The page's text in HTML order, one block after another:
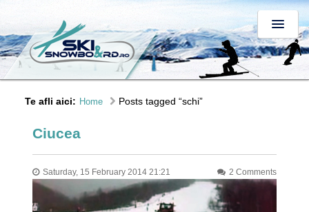
Te afli aici: Home Posts tagged “schi”
Ciucea
Saturday, 15 February 2014 21:21 2 Comments